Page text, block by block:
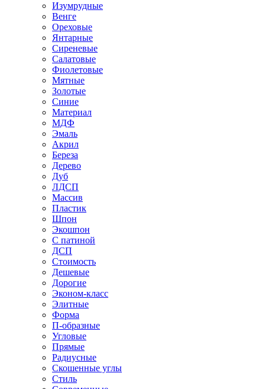
Изумрудные
Венге
Ореховые
Янтарные
Сиреневые
Салатовые
Фиолетовые
Мятные
Золотые
Синие
Материал
МДФ
Эмаль
Акрил
Береза
Дерево
Дуб
ЛДСП
Массив
Пластик
Шпон
Экошпон
С патиной
ДСП
Стоимость
Дешевые
Дорогие
Эконом-класс
Элитные
Форма
П-образные
Угловые
Прямые
Радиусные
Скошенные углы
Стиль